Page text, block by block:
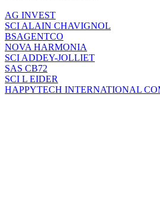
AG INVEST
SCI ALAIN CHAVIGNOL
BSAGENTCO
NOVA HARMONIA
SCI ADDEY-JOLLIET
SAS CB72
SCI L EIDER
HAPPYTECH INTERNATIONAL